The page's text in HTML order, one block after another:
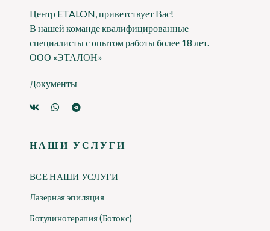
Центр ETALON, приветствует Вас!
В нашей команде квалифицированные
специалисты с опытом работы более 18 лет.
ООО «ЭТАЛОН»
Документы
НАШИ УСЛУГИ
ВСЕ НАШИ УСЛУГИ
Лазерная эпиляция
Ботулинотерапия (Ботокс)